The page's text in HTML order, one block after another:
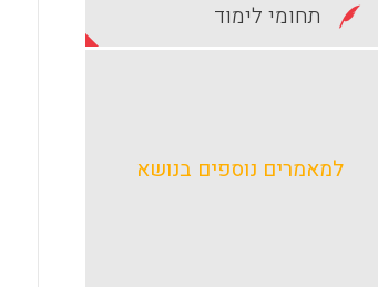
תחומי לימוד
למאמרים נוספים בנושא